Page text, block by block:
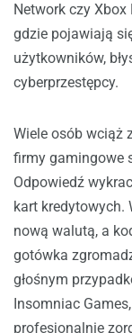
Network czy Xbox
gdzie pojawiają
użytkowników,
cyberprzestępcy.
Wiele osób wciąż
firmy gamingowe
Odpowiedź
kart kredytowych.
nową walutą, a
gotówka
głośnym
Insomniac
profesjonalnie